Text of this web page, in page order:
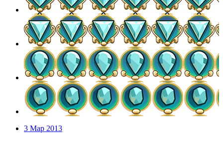
3 Мар 2013